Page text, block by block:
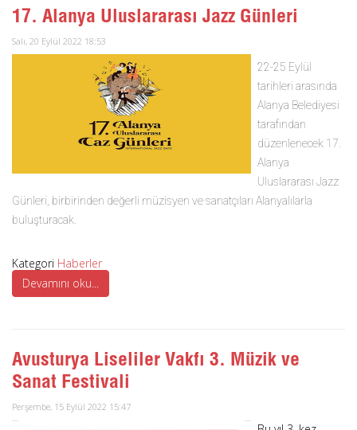
17. Alanya Uluslararası Jazz Günleri
Salı, 20 Eylül 2022 18:53
22-25 Eylül
tarihleri arasında
Alanya Belediyesi
tarafından
düzenlenecek 17.
Alanya
Uluslararası Jazz
Günleri, birbirinden değerli müzisyen ve sanatçıları Alanyalılarla
buluşturacak.
Kategori Haberler
Devamını oku...
Avusturya Liseliler Vakfı 3. Müzik ve
Sanat Festivali
Perşembe, 15 Eylül 2022 15:47